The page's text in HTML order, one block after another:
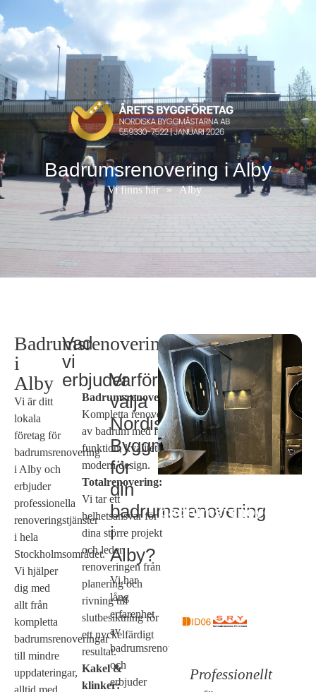
Badrumsrenovering i Alby
Vi finns här » Alby
Badrumsrenovering
i
Alby
Vi är ditt
lokala
företag för
badrumsrenovering
i Alby och
erbjuder
professionella
renoveringstjänster
i hela
Stockholmsområdet.
Vi hjälper
dig med
allt från
kompletta
badrumsrenoveringar
till mindre
uppdateringar,
alltid med
Vad
vi
erbjuder
Badrumsrenoveringar:
Kompletta renoveringar
av badrum med fokus på
funktion, kvalitet och
modern design.
Totalrenovering:
Vi tar ett
helhetsansvar för
dina större projekt
och leder
renoveringen från
planering och
rivning till
slutbesiktning för
ett nyckelfärdigt
resultat.
Kakel &
klinker:
Varför
välja
Nordiska
Byggmästarna
för
din
badrumsrenovering
i
Alby?
Vi har
lång
erfarenhet
av
badrumsrenoveringar
och
erbjuder
badrumsrenovering
Professionellt